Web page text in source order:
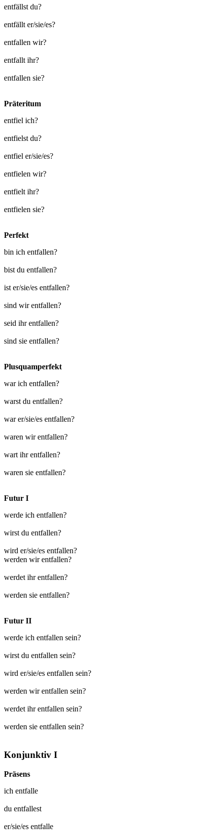
entfällst du?
entfällt er/sie/es?
entfallen wir?
entfallt ihr?
entfallen sie?
Präteritum
entfiel ich?
entfielst du?
entfiel er/sie/es?
entfielen wir?
entfielt ihr?
entfielen sie?
Perfekt
bin ich entfallen?
bist du entfallen?
ist er/sie/es entfallen?
sind wir entfallen?
seid ihr entfallen?
sind sie entfallen?
Plusquamperfekt
war ich entfallen?
warst du entfallen?
war er/sie/es entfallen?
waren wir entfallen?
wart ihr entfallen?
waren sie entfallen?
Futur I
werde ich entfallen?
wirst du entfallen?
wird er/sie/es entfallen?
werden wir entfallen?
werdet ihr entfallen?
werden sie entfallen?
Futur II
werde ich entfallen sein?
wirst du entfallen sein?
wird er/sie/es entfallen sein?
werden wir entfallen sein?
werdet ihr entfallen sein?
werden sie entfallen sein?
Konjunktiv I
Präsens
ich entfalle
du entfallest
er/sie/es entfalle